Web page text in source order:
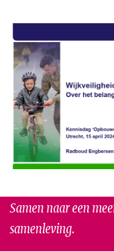
Samen naar een
samenleving.